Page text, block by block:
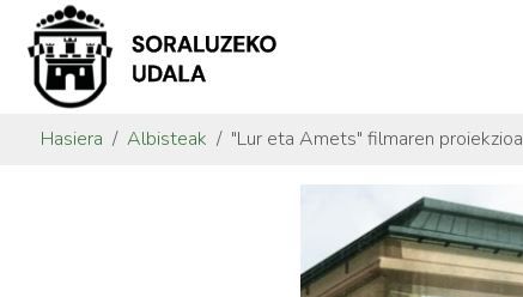
Hasiera Albisteak "Lur eta Amets" filmaren proiekzioa